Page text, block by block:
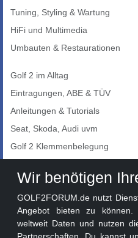
Tuning, Styling & Wartung
HiFi und Multimedia
Umbauten & Restaurationen
Golf 2 im Alltag
Eintragungen, ABE & TÜV
Anleitungen & Tutorials
Seat, Skoda, Audi uvm
Golf 2 Klemmenbelegung
Auto-Showroom
Golf 2 Lackcodes
Sonderversionen
Wir benötigen
GOLF2FORUM.de nutzt
Angebot bieten zu können.
weltweit Daten und nutzen